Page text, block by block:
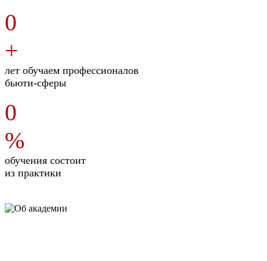
0
+
лет обучаем профессионалов
бьюти-сферы
0
%
обучения состоит
из практики